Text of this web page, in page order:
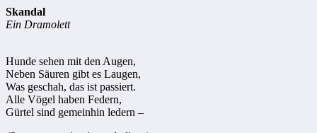
Skandal
Ein Dramolett
Hunde sehen mit den Augen,
Neben Säuren gibt es Laugen,
Was geschah, das ist passiert.
Alle Vögel haben Federn,
Gürtel sind gemeinhin ledern –